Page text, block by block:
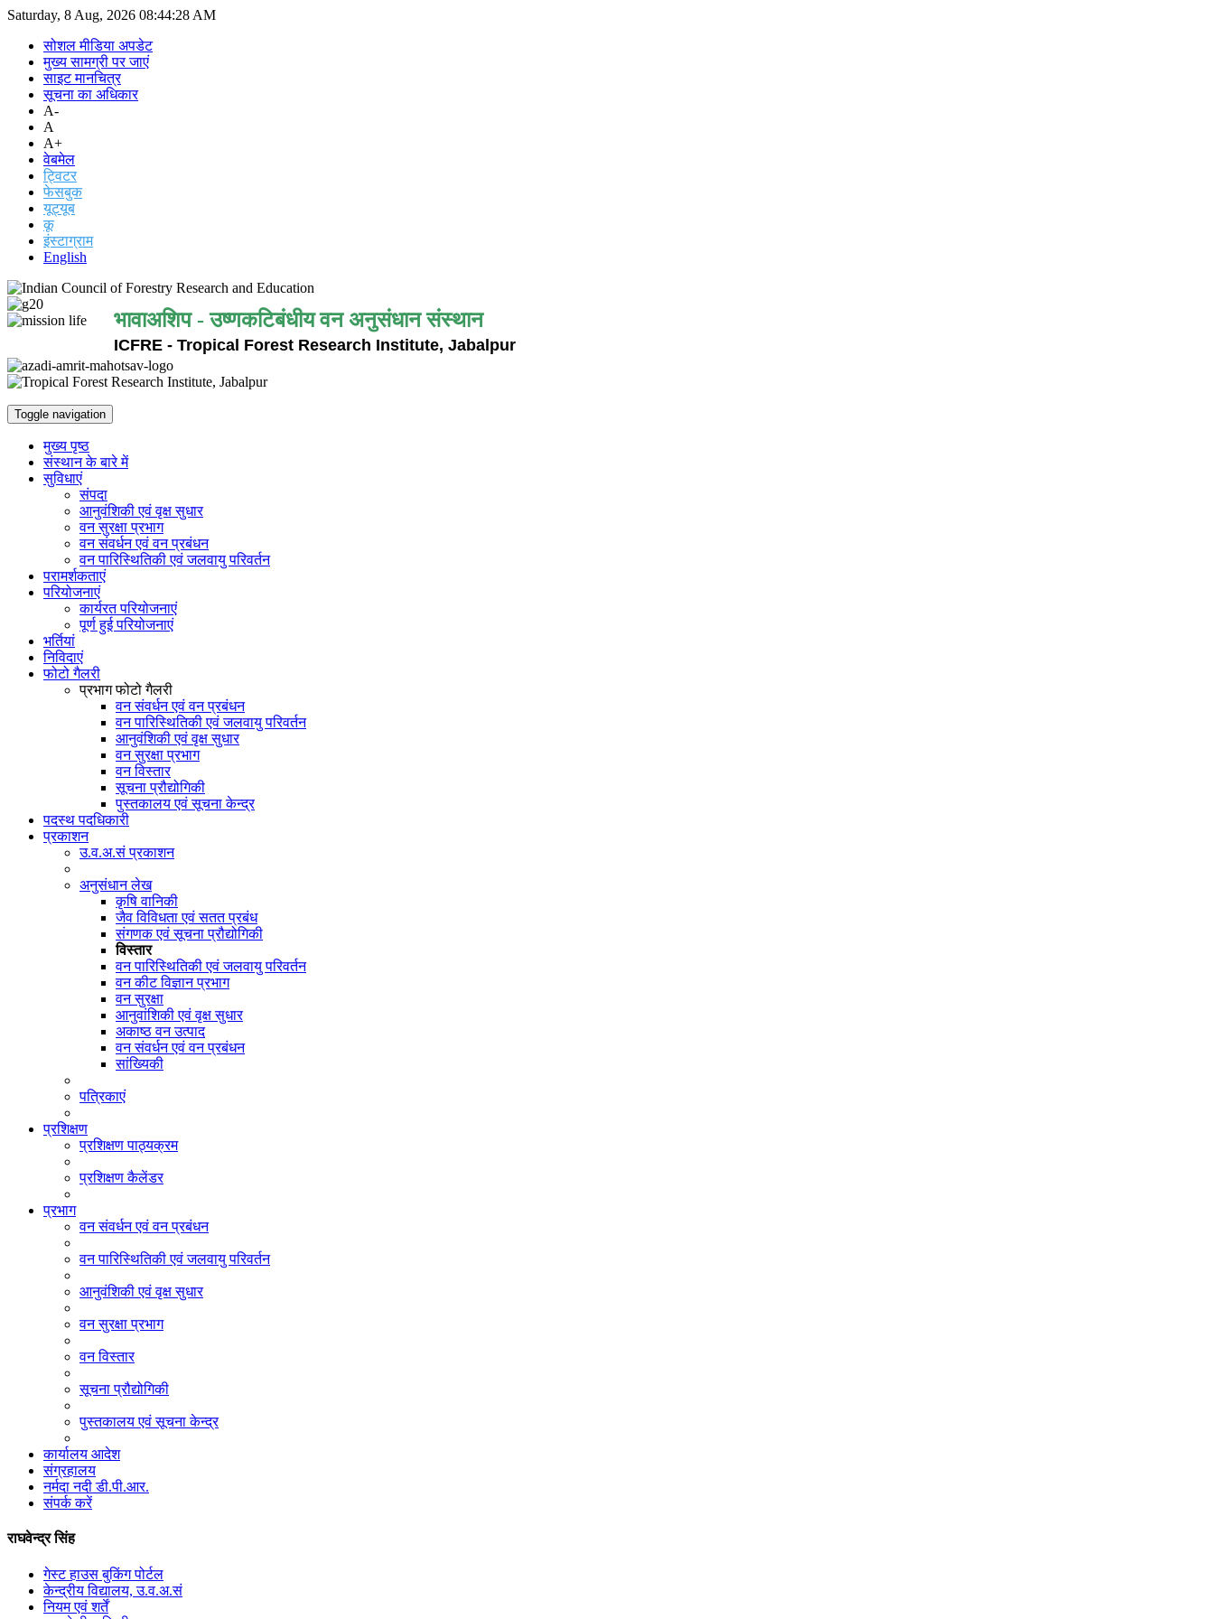
Saturday, 8 Aug, 2026 08:44:28 AM
सोशल मीडिया अपडेट
मुख्य सामग्री पर जाएं
साइट मानचित्र
सूचना का अधिकार
A-
A
A+
वेबमेल
ट्विटर
फेसबुक
यूट्यूब
कू
इंस्टाग्राम
English
भावाअशिप - उष्णकटिबंधीय वन अनुसंधान संस्थान
ICFRE - Tropical Forest Research Institute, Jabalpur
Toggle navigation
मुख्य पृष्ठ
संस्थान के बारे में
सुविधाएं
संपदा
आनुवंशिकी एवं वृक्ष सुधार
वन सुरक्षा प्रभाग
वन संवर्धन एवं वन प्रबंधन
वन पारिस्थितिकी एवं जलवायु परिवर्तन
परामर्शकताएं
परियोजनाएं
कार्यरत परियोजनाएं
पूर्ण हुई परियोजनाएं
भर्तियां
निविदाएं
फोटो गैलरी
प्रभाग फोटो गैलरी
वन संवर्धन एवं वन प्रबंधन
वन पारिस्थितिकी एवं जलवायु परिवर्तन
आनुवंशिकी एवं वृक्ष सुधार
वन सुरक्षा प्रभाग
वन विस्तार
सूचना प्रौद्योगिकी
पुस्तकालय एवं सूचना केन्द्र
पदस्थ पदधिकारी
प्रकाशन
उ.व.अ.सं प्रकाशन
अनुसंधान लेख
कृषि वानिकी
जैव विविधता एवं सतत प्रबंध
संगणक एवं सूचना प्रौद्योगिकी
विस्तार
वन पारिस्थितिकी एवं जलवायु परिवर्तन
वन कीट विज्ञान प्रभाग
वन सुरक्षा
आनुवांशिकी एवं वृक्ष सुधार
अकाष्ठ वन उत्पाद
वन संवर्धन एवं वन प्रबंधन
सांख्यिकी
पत्रिकाएं
प्रशिक्षण
प्रशिक्षण पाठ्यक्रम
प्रशिक्षण कैलेंडर
प्रभाग
वन संवर्धन एवं वन प्रबंधन
वन पारिस्थितिकी एवं जलवायु परिवर्तन
आनुवंशिकी एवं वृक्ष सुधार
वन सुरक्षा प्रभाग
वन विस्तार
सूचना प्रौद्योगिकी
पुस्तकालय एवं सूचना केन्द्र
कार्यालय आदेश
संग्रहालय
नर्मदा नदी डी.पी.आर.
संपर्क करें
राघवेन्द्र सिंह
गेस्ट हाउस बुकिंग पोर्टल
केन्द्रीय विद्यालय, उ.व.अ.सं
नियम एवं शर्तें